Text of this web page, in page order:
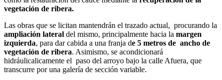
vegetación de ribera.
Las obras que se licitan mantendrán el trazado actual, procurando la
ampliación lateral del mismo, principalmente hacia la margen
izquierda, para dar cabida a una franja de 5 metros de ancho de
vegetación de ribera. Asimismo, se acondicionará
hidráulicalicamente el paso del arroyo bajo la calle Afuera, que
transcurre por una galería de sección variable.